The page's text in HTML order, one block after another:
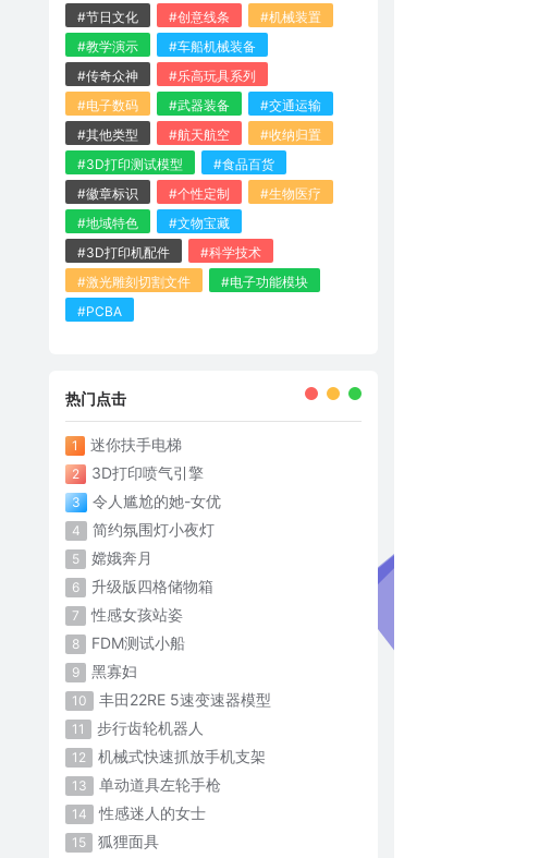
#节日文化
#创意线条
#机械装置
#教学演示
#车船机械装备
#传奇众神
#乐高玩具系列
#电子数码
#武器装备
#交通运输
#其他类型
#航天航空
#收纳归置
#3D打印测试模型
#食品百货
#徽章标识
#个性定制
#生物医疗
#地域特色
#文物宝藏
#3D打印机配件
#科学技术
#激光雕刻切割文件
#电子功能模块
#PCBA
热门点击
1 迷你扶手电梯
2 3D打印喷气引擎
3 令人尴尬的她-女优
4 简约氛围灯小夜灯
5 嫦娥奔月
6 升级版四格储物箱
7 性感女孩站姿
8 FDM测试小船
9 黑寡妇
10 丰田22RE 5速变速器模型
11 步行齿轮机器人
12 机械式快速抓放手机支架
13 单动道具左轮手枪
14 性感迷人的女士
15 狐狸面具